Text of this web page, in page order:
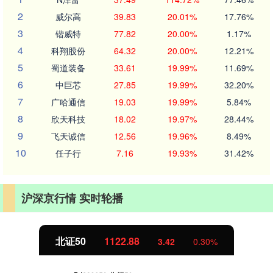
2 威尔高 39.83 20.01% 17.76%
3 锴威特 77.82 20.00% 1.17%
4 科翔股份 64.32 20.00% 12.21%
5 蜀道装备 33.61 19.99% 11.69%
6 中巨芯 27.85 19.99% 32.20%
7 广哈通信 19.03 19.99% 5.84%
8 欣天科技 18.02 19.97% 28.44%
9 飞天诚信 12.56 19.96% 8.49%
10 任子行 7.16 19.93% 31.42%
沪深京行情 实时轮播
北证50 1122.88 3.42 0.30%